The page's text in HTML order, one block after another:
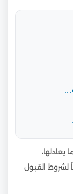
يعادلها،
بين 60% : 65% وفقاً لشروط القبول